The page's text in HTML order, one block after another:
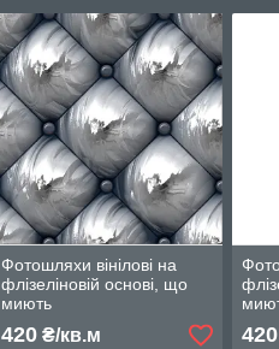
Фотошляхи вінілові на
флізеліновій основі, що
миють
420₴/кв.м 420